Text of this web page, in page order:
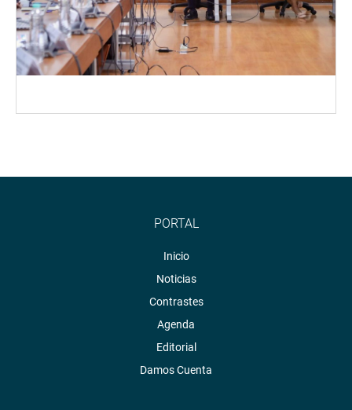
PORTAL
Inicio
Noticias
Contrastes
Agenda
Editorial
Damos Cuenta